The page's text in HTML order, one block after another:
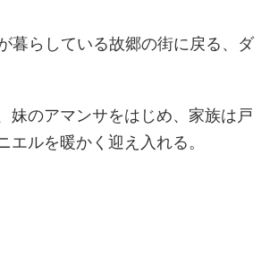
暮らしている故郷の街に戻る、ダ
妹のアマンサをはじめ、家族は戸
エルを暖かく迎え入れる。